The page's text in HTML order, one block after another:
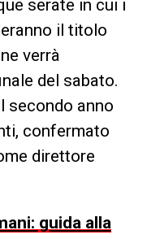
serate in cui i
il titolo
verrà
del sabato.
secondo anno
confermato
direttore
guida alla